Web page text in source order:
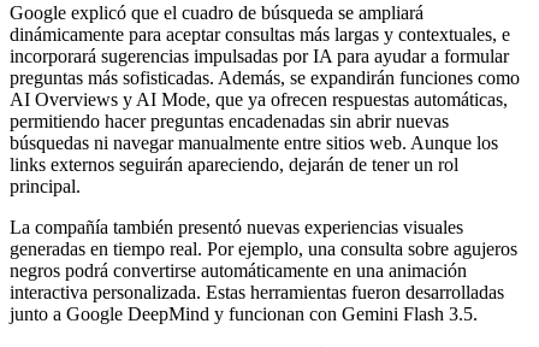
Google explicó que el cuadro de búsqueda se ampliará
dinámicamente para aceptar consultas más largas y contextuales, e
incorporará sugerencias impulsadas por IA para ayudar a formular
preguntas más sofisticadas. Además, se expandirán funciones como
AI Overviews y AI Mode, que ya ofrecen respuestas automáticas,
permitiendo hacer preguntas encadenadas sin abrir nuevas
búsquedas ni navegar manualmente entre sitios web. Aunque los
links externos seguirán apareciendo, dejarán de tener un rol
principal.
La compañía también presentó nuevas experiencias visuales
generadas en tiempo real. Por ejemplo, una consulta sobre agujeros
negros podrá convertirse automáticamente en una animación
interactiva personalizada. Estas herramientas fueron desarrolladas
junto a Google DeepMind y funcionan con Gemini Flash 3.5.